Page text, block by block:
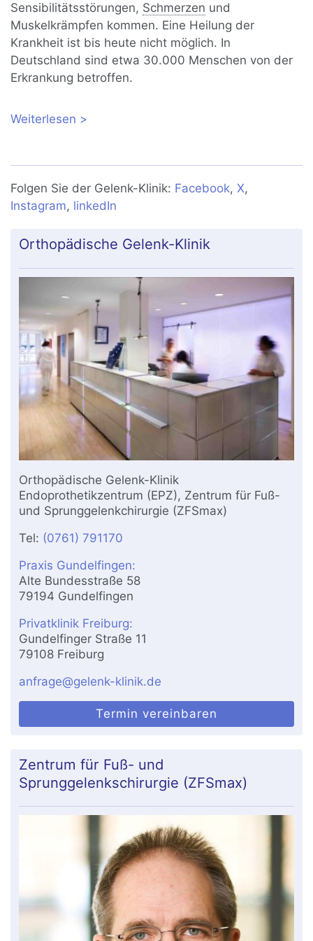
Sensibilitätsstörungen, Schmerzen und
Muskelkrämpfen kommen. Eine Heilung der
Krankheit ist bis heute nicht möglich. In
Deutschland sind etwa 30.000 Menschen von der
Erkrankung betroffen.
Weiterlesen über Charcot-Marie-Tooth: Symptome,
Folgen Sie der Gelenk-Klinik: Facebook,X,
Instagram, linkedIn
Orthopädische Gelenk-Klinik
Orthopädische Gelenk-Klinik
Endoprothetikzentrum (EPZ), Zentrum für Fuß-
und Sprunggelenkchirurgie (ZFSmax)
Tel: (0761) 791170
Praxis Gundelfingen:
Alte Bundesstraße 58
79194 Gundelfingen
Privatklinik Freiburg:
Gundelfinger Straße 11
79108 Freiburg
anfrage@gelenk-klinik.de
Termin vereinbaren
Zentrum für Fuß- und
Sprunggelenkschirurgie (ZFSmax)